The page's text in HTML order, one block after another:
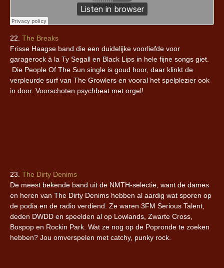
22. The Breaks
Frisse Haagse band die een duidelijke voorliefde voor
garagerock à la Ty Segall en Black Lips in hele fijne songs giet.
Die People Of The Sun single is goud hoor, daar klinkt de
verpleurde surf van The Growlers en vooral het spelplezier ook
in door. Voorschoten psychbeat met orgel!
23. The Dirty Denims
De meest bekende band uit de NMTH-selectie, want de dames
en heren van The Dirty Denims hebben al aardig wat sporen op
de podia en de radio verdiend. Ze waren 3FM Serious Talent,
deden DWDD en speelden al op Lowlands, Zwarte Cross,
Bospop en Rockin Park. Wat ze nog op de Popronde te zoeken
hebben? Jou omverspelen met catchy, punky rock.